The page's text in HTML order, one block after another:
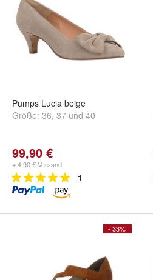
Pumps Lucia beige
Größe: 36, 37 und 40
99,90 €
+ 4,90 € Versand
1
- 33%